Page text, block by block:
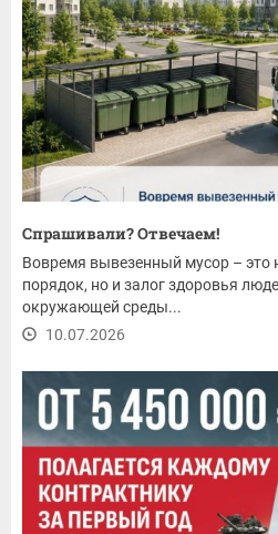
Спрашивали? Отвечаем!
Вовремя вывезенный мусор – это
порядок, но и залог здоровья
окружающей среды...
10.07.2026